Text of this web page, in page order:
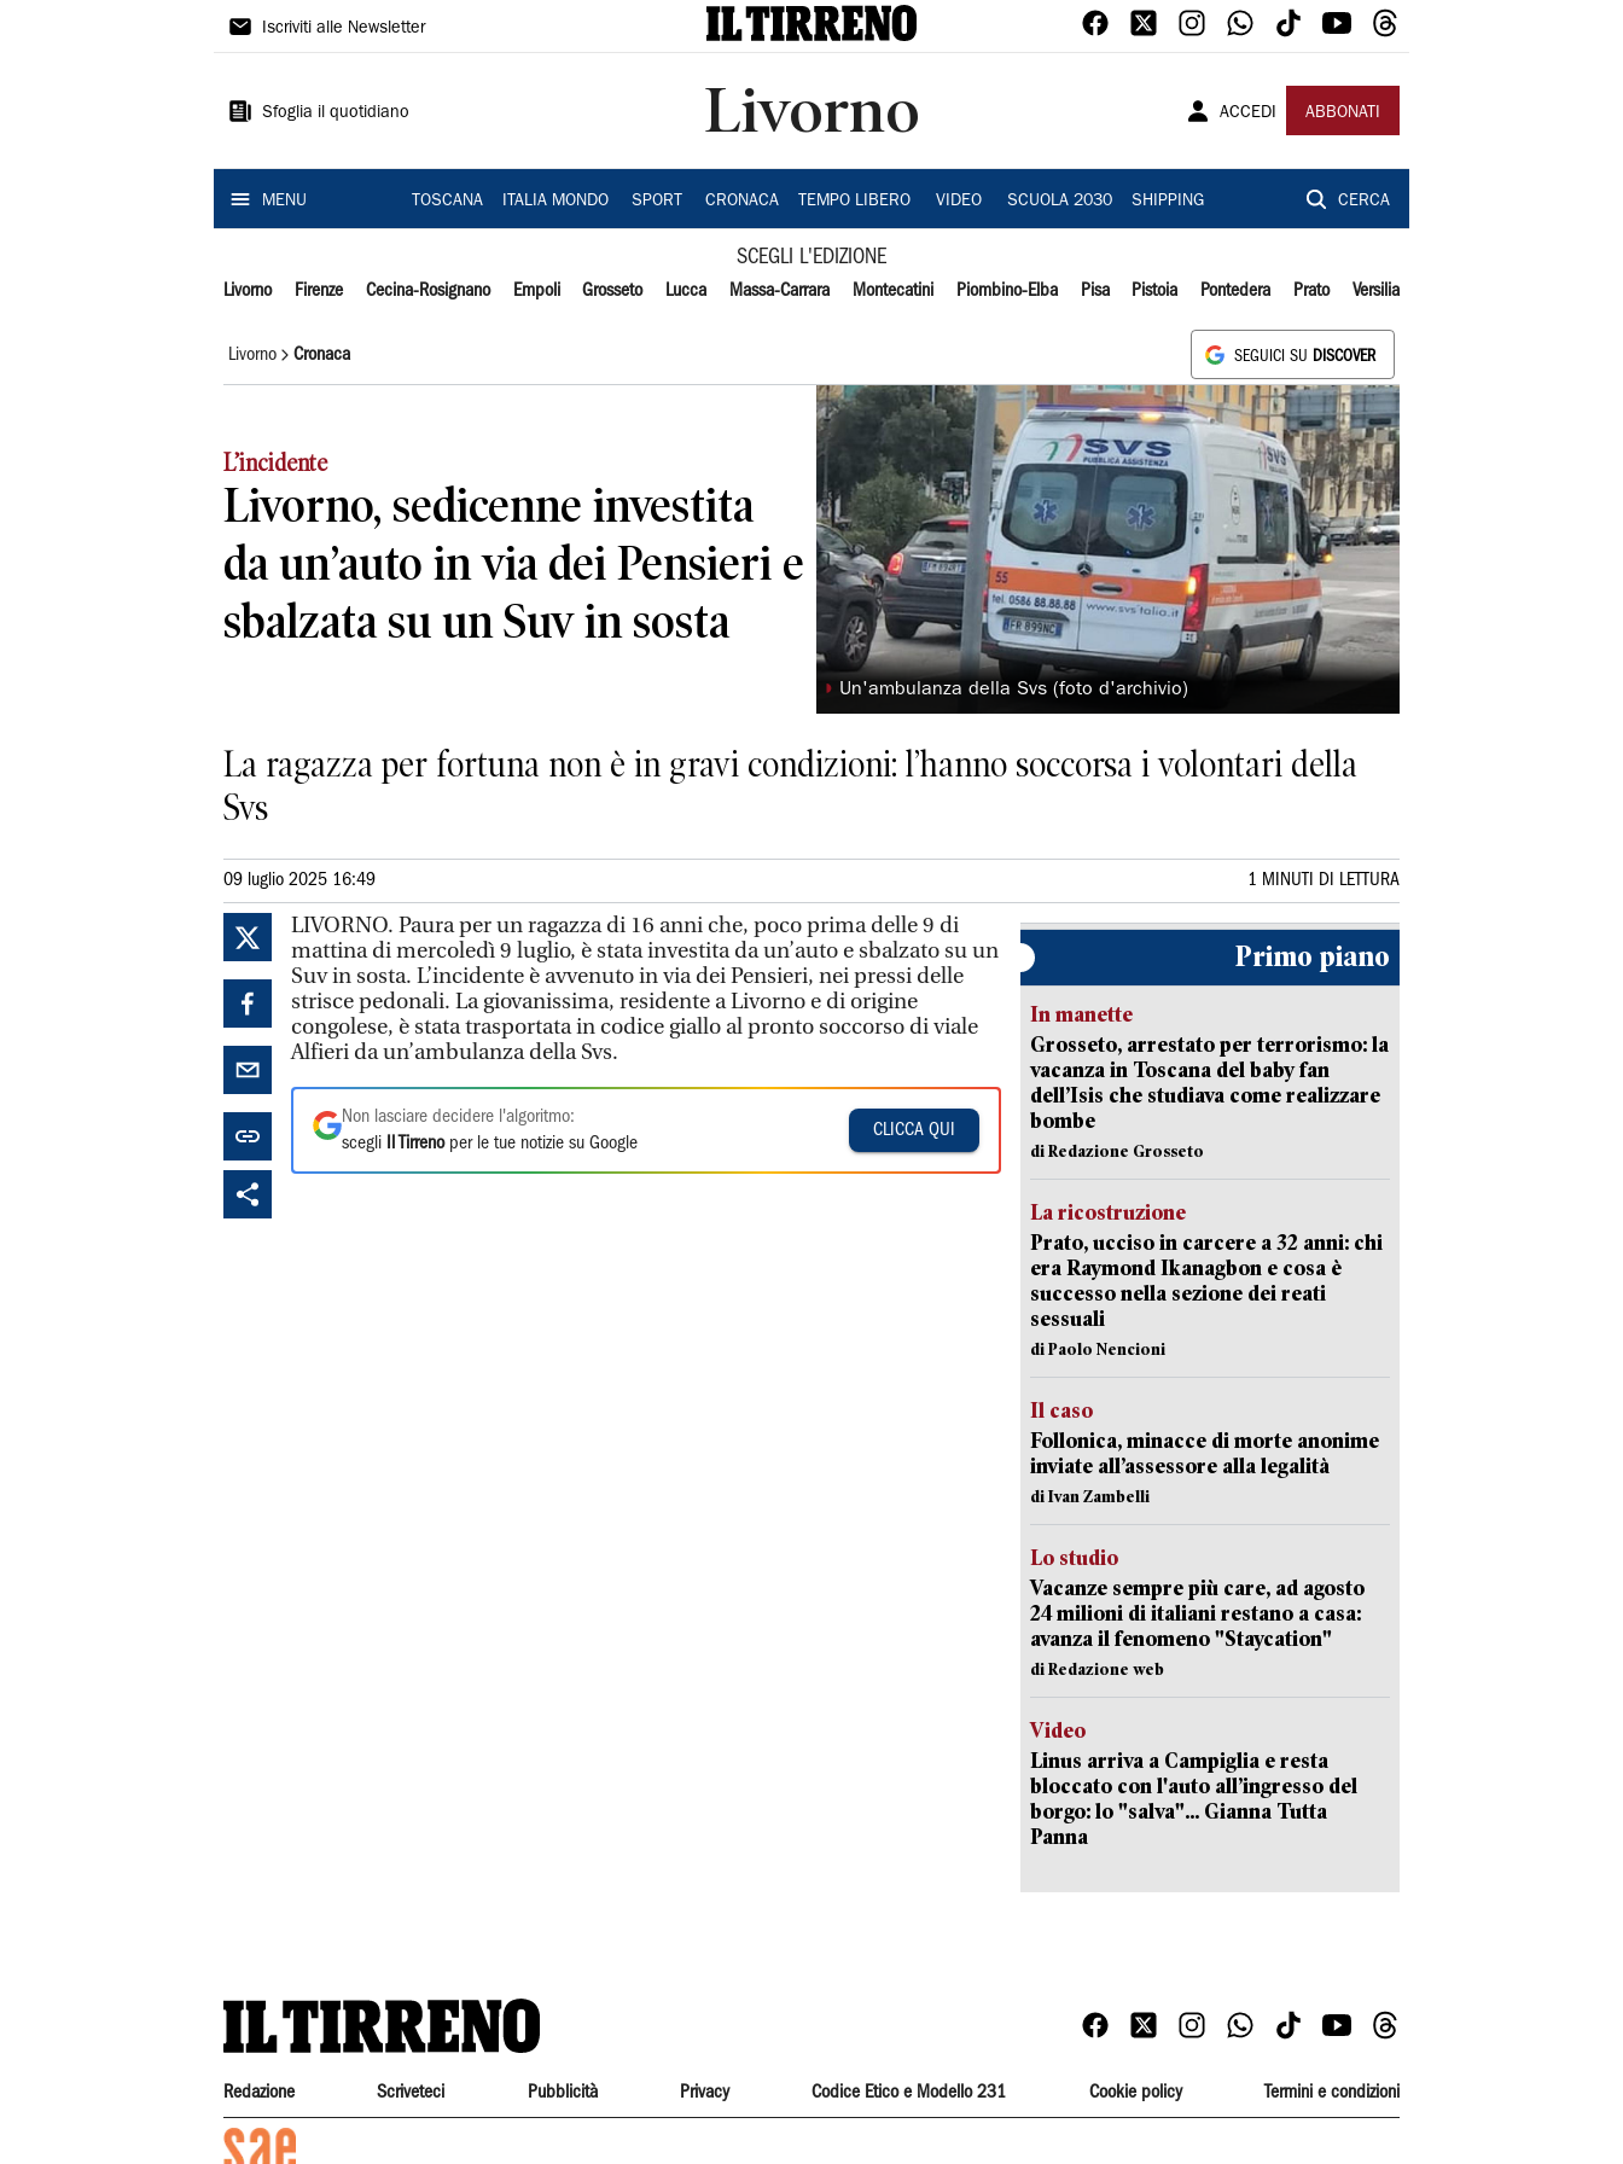
Il
Iscriviti alle Newsletter
Sfoglia il quotidiano Livorno ACCEDI ABBONATI
MENU TOSCANA ITALIA MONDO SPORT CRONACA TEMPO LIBERO VIDEO SCUOLA 2030 SHIPPING CERCA
SCEGLI L'EDIZIONE
Livorno Firenze Cecina-Rosignano Empoli Grosseto Lucca Massa-Carrara Montecatini Piombino-Elba Pisa Pistoia Pontedera Prato Versilia
Livorno Cronaca SEGUICI SU DISCOVER
L’incidente
Livorno, sedicenne investita
da un’auto in via dei Pensieri e
sbalzata su un Suv in sosta
◗ Un'ambulanza della Svs (foto d'archivio)
La ragazza per fortuna non è in gravi condizioni: l’hanno soccorsa i volontari della
Svs
09 luglio 2025 16:49 1 MINUTI DI LETTURA
LIVORNO. Paura per un ragazza di 16 anni che, poco prima delle 9 di
mattina di mercoledì 9 luglio, è stata investita da un’auto e sbalzato su un
Suv in sosta. L’incidente è avvenuto in via dei Pensieri, nei pressi delle
strisce pedonali. La giovanissima, residente a Livorno e di origine
congolese, è stata trasportata in codice giallo al pronto soccorso di viale
Alfieri da un’ambulanza della Svs.
Non lasciare decidere l'algoritmo:
scegli
Il Tirrenoper le tue notizie su Google
CLICCA QUI
Primo piano
In manette
Grosseto, arrestato per terrorismo: la
vacanza in Toscana del baby fan
dell’Isis che studiava come realizzare
bombe
di Redazione Grosseto
La ricostruzione
Prato, ucciso in carcere a 32 anni: chi
era Raymond Ikanagbon e cosa è
successo nella sezione dei reati
sessuali
di Paolo Nencioni
Il caso
Follonica, minacce di morte anonime
inviate all’assessore alla legalità
di Ivan Zambelli
Lo studio
Vacanze sempre più care, ad agosto
24 milioni di italiani restano a casa:
avanza il fenomeno "Staycation"
di Redazione web
Video
Linus arriva a Campiglia e resta
bloccato con l'auto all’ingresso del
borgo: lo "salva"... Gianna Tutta
Panna
Redazione Scriveteci Pubblicità Privacy Codice Etico e Modello 231 Cookie policy Termini e condizioni